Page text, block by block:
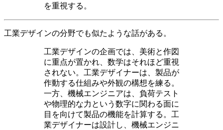
を重視する。
工業デザインの分野でも似たような話がある。
工業デザインの企画では、美術と作図
に重点が置かれ、数学はそれほど重視
されない。工業デザイナーは、製品が
作動する仕組みや外観の構想を練る。
一方、機械エンジニアは、負荷テスト
や物理的な力という数字に関わる面に
目を向けて製品の機能を計算する。工
業デザイナーは設計し、機械エンジニ